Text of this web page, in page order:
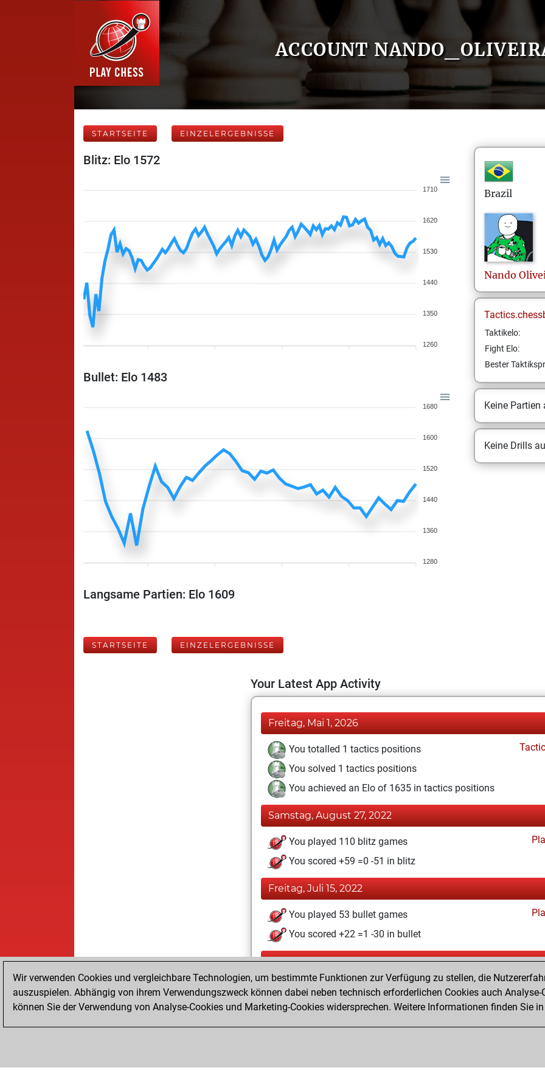
ACCOUNT
STARTSEITE EINZELERGEBNISSE
Blitz: Elo 1572
1710
1620
1530
1440
1350
1260
Bullet: Elo 1483
1680
1600
1520
1440
1360
1280
Langsame Partien: Elo 1609
Brazil
Nando
Taktikelo:
Fight Elo:
Bester
Keine
Keine Drills
STARTSEITE EINZELERGEBNISSE
Your Latest App Activity
Freitag, Mai 1, 2026
You totalled 1 tactics positions
You solved 1 tactics positions
You achieved an Elo of 1635 in tactics positions
Samstag, August 27, 2022
You played 110 blitz games
You scored +59 =0 -51 in blitz
Freitag, Juli 15, 2022
You played 53 bullet games
You scored +22 =1 -30 in bullet
Freitag, Juni 25, 2021
You played 26 slow games
You scored +13 =2 -11 in slow games
Wir verwenden Cookies und vergleichbare Technologien, um bestimmte Funktionen zur Verfügung zu stellen, die
auszuspielen. Abhängig von ihrem Verwendungszweck können dabei neben technisch erforderlichen Cookies auch
können Sie der Verwendung von Analyse-Cookies und Marketing-Cookies widersprechen. Weitere Informationen finden Sie